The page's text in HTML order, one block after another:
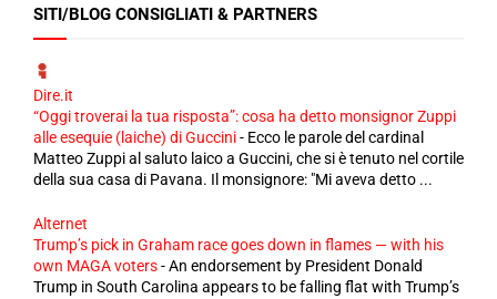
SITI/BLOG CONSIGLIATI & PARTNERS
Dire.it
“Oggi troverai la tua risposta”: cosa ha detto monsignor Zuppi
alle esequie (laiche) di Guccini- Ecco le parole del cardinal
Matteo Zuppi al saluto laico a Guccini, che si è tenuto nel cortile
della sua casa di Pavana. Il monsignore: "Mi aveva detto ...
Alternet
Trump’s pick in Graham race goes down in flames — with his
own MAGA voters-An endorsement by President Donald
Trump in South Carolina appears to be falling flat with Trump’s